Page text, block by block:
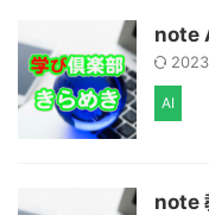
note
AI
note